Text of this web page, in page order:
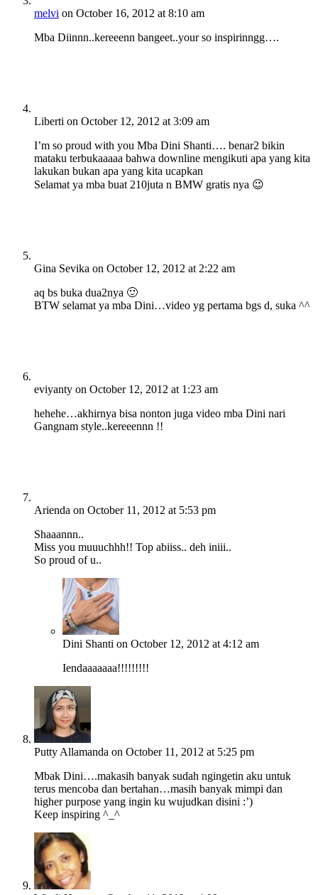
melvi on October 16, 2012 at 8:10 am
Mba Diinnn..kereeenn bangeet..your so inspirinngg….
Liberti on October 12, 2012 at 3:09 am
I’m so proud with you Mba Dini Shanti…. benar2 bikin
mataku terbukaaaaa bahwa downline mengikuti apa yang kita
lakukan bukan apa yang kita ucapkan
Selamat ya mba buat 210juta n BMW gratis nya 😉
Gina Sevika on October 12, 2012 at 2:22 am
aq bs buka dua2nya 🙂
BTW selamat ya mba Dini…video yg pertama bgs d, suka ^^
eviyanty on October 12, 2012 at 1:23 am
hehehe…akhirnya bisa nonton juga video mba Dini nari
Gangnam style..kereeennn !!
Arienda on October 11, 2012 at 5:53 pm
Shaaannn..
Miss you muuuchhh!! Top abiiss.. deh iniii..
So proud of u..
Dini Shanti on October 12, 2012 at 4:12 am
Iendaaaaaaa!!!!!!!!!
Putty Allamanda on October 11, 2012 at 5:25 pm
Mbak Dini….makasih banyak sudah ngingetin aku untuk
terus mencoba dan bertahan…masih banyak mimpi dan
higher purpose yang ingin ku wujudkan disini :’)
Keep inspiring ^_^